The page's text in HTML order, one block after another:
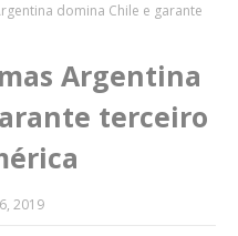
domina Chile e garante
Argentina
terceiro
2019